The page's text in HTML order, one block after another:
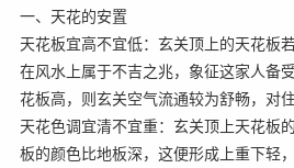
一、天花的安置
天花板宜高不宜低：玄关顶上的天花板
在风水上属于不吉之兆，象征这家人备
花板高，则玄关空气流通较为舒畅，对
天花色调宜清不宜重：玄关顶上天花板
板的颜色比地板深，这便形成上重下轻